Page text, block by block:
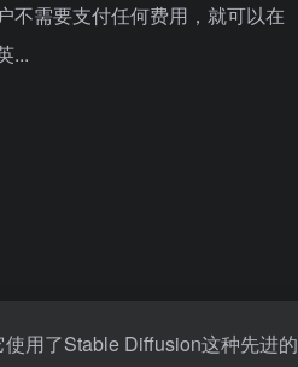
不需要支付任何费用，就可以在
...
用了Stable Diffusion这种先进